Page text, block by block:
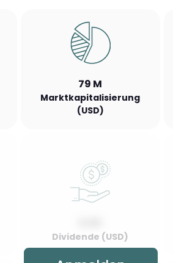
79 M
Marktkapitalisierung
(USD)
Dividende (USD)